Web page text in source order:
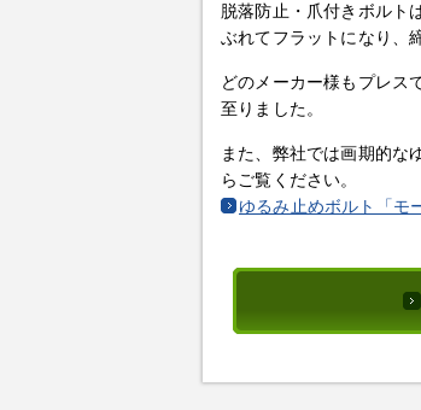
脱落防止・爪付きボルト
ぶれてフラットになり、
どのメーカー様もプレス
至りました。
また、弊社では画期的な
らご覧ください。
ゆるみ止めボルト「モ